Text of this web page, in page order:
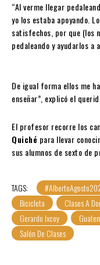
“Al verme llegar
yo los estaba apoyando.
satisfechos, por que (los
pedaleando y ayudarlos a
De igual forma ellos me
enseñar”, explicó el
El profesor recorre los
Quiché para llevar
sus alumnos de sexto de
TAGS:
Bicicleta
Clases A
Gerardo Ixcoy
Salón De Clases